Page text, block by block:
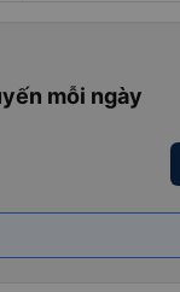
mỗi ngày